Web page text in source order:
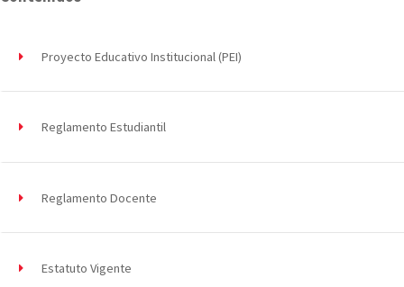
Proyecto Educativo Institucional (PEI)
Reglamento Estudiantil
Reglamento Docente
Estatuto Vigente